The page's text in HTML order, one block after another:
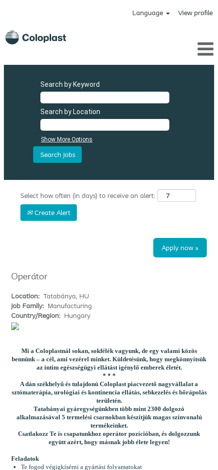
Language View profile
Search by Keyword
Search by Location
Show More Options
Select how often (in days) to receive an alert:
Create Alert
Apply now »
Operátor
Location: Tatabánya, HU
Job Family: Manufacturing
Country/Region: Hungary
Mi a Coloplastnál sokan, sokfélék vagyunk, de egy valami közös
bennünk – a cél, ami vezérel minket. Küldetésünk, hogy megkönnyítsük
az intim egészségügyi ellátást igénylő emberek életét.
* * *
A dán székhelyű és tulajdonú Coloplast piacvezető nagyvállalat a
sztómaterápia, urológiai és kontinencia ellátás, sebkezelés és bőrápolás
területén.
Tatabányai gyáregységünkben több mint 2300 dolgozó
alkalmazásával 5 termelési csarnokban készítjük magas színvonalú
termékeinket.
Csatlakozz Te is csapatunkhoz operátor pozícióban, és dolgozzunk
együtt azért, hogy másnak jobb élete legyen!
Feladatok
Te fogod végigkísérni a gyártási folyamatokat